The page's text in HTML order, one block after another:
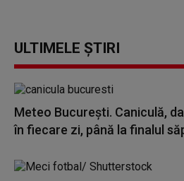
ULTIMELE ȘTIRI
Meteo București. Caniculă,
în fiecare zi, până la finalul